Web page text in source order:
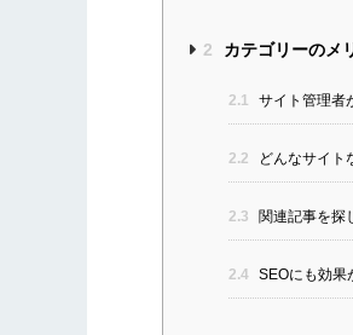
2 カテゴリーのメ
2.1 サイト管理者
2.2 どんなサイト
2.3 関連記事を探
2.4 SEOにも効果